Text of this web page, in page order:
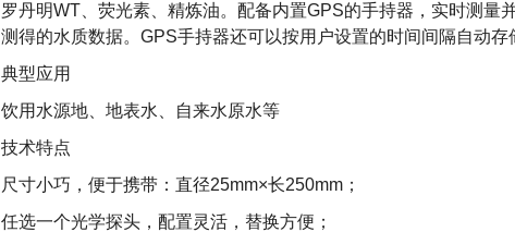
罗丹明WT、荧光素、精炼油。配备内置GPS的手持器，实时测
测得的水质数据。GPS手持器还可以按用户设置的时间间隔自动存
典型应用
饮用水源地、地表水、自来水原水等
技术特点
尺寸小巧，便于携带：直径25mm×长250mm；
任选一个光学探头，配置灵活，替换方便；